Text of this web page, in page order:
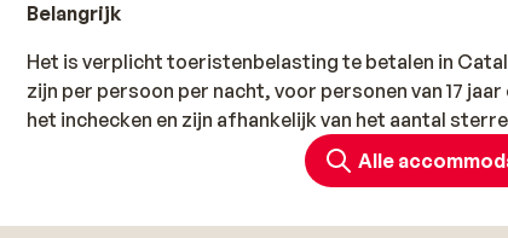
Belangrijk
Het is verplicht toeristenbelasting te betalen in
zijn per persoon per nacht, voor personen van 17
het inchecken en zijn afhankelijk van het aantal
Alle